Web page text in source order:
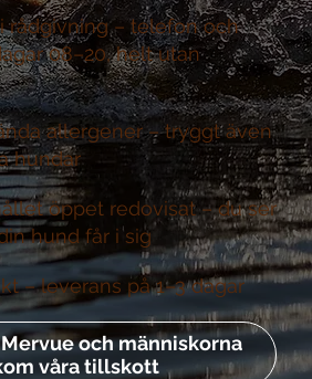
rådgivning –telefon och
08–20, helt utan
och människorna
våra tillskott
allergener –tryggt även
hundar
öppet redovisat –du ser
hund får i sig
–leverans på 1–3 dagar